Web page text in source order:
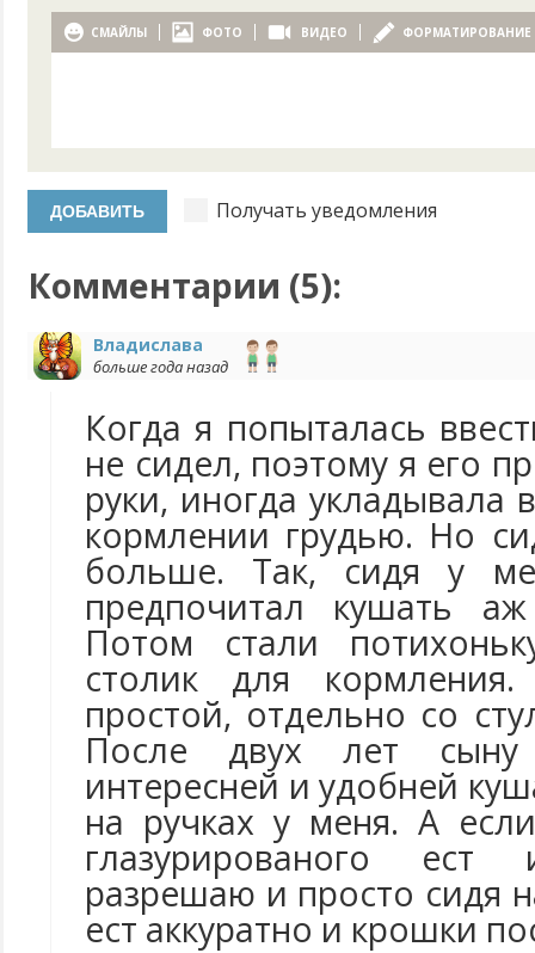
СМАЙЛЫ ФОТО ВИДЕО ФОРМАТИРОВАНИЕ
Получать уведомления
Комментарии (5):
Владислава
больше года назад
Когда я попыталась
не сидел, поэтому я его
руки, иногда укладывала
кормлении грудью. Но
больше. Так, сидя у
предпочитал кушать
Потом стали
столик для
простой, отдельно со
После двух лет
интересней и удобней
на ручках у меня. А
глазурированого
разрешаю и просто сидя
ест аккуратно и крошки